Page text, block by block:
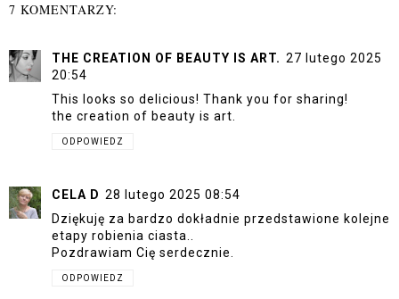
7 KOMENTARZY:
THE CREATION OF BEAUTY IS ART. 27 lutego 2025
20:54
This looks so delicious! Thank you for sharing!
the creation of beauty is art.
ODPOWIEDZ
CELA D 28 lutego 2025 08:54
Dziękuję za bardzo dokładnie przedstawione kolejne
etapy robienia ciasta..
Pozdrawiam Cię serdecznie.
ODPOWIEDZ